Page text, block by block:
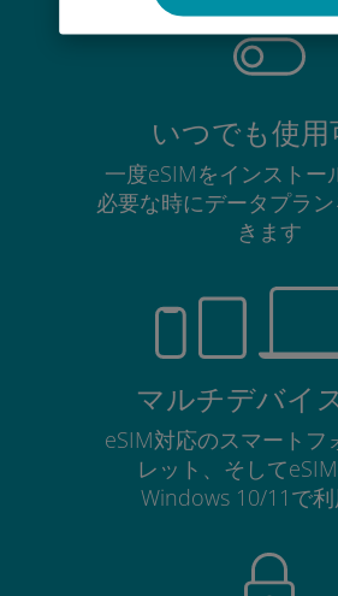
いつでも使用
一度eSIMをインストー
必要な時にデータプラ
きます
マルチデバイ
eSIM対応のスマートフ
レット、そして
Windows 10/11で